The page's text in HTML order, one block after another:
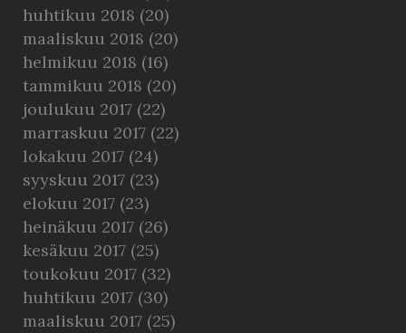
huhtikuu 2018 (20)
maaliskuu 2018 (20)
helmikuu 2018 (16)
tammikuu 2018 (20)
joulukuu 2017 (22)
marraskuu 2017 (22)
lokakuu 2017 (24)
syyskuu 2017 (23)
elokuu 2017 (23)
heinäkuu 2017 (26)
kesäkuu 2017 (25)
toukokuu 2017 (32)
huhtikuu 2017 (30)
maaliskuu 2017 (25)